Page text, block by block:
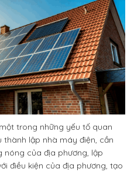
trong những yếu tố quan
lập nhà máy điện, cần
nóng của địa phương, lập
điều kiện của địa phương, tạo